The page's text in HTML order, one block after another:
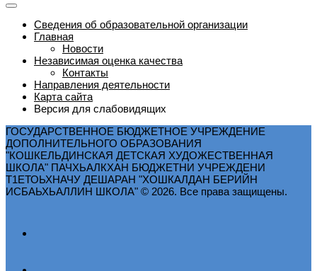
Сведения об образовательной организации
Главная
Новости
Независимая оценка качества
Контакты
Направления деятельности
Карта сайта
Версия для слабовидящих
ГОСУДАРСТВЕННОЕ БЮДЖЕТНОЕ УЧРЕЖДЕНИЕ
ДОПОЛНИТЕЛЬНОГО ОБРАЗОВАНИЯ
"КОШКЕЛЬДИНСКАЯ ДЕТСКАЯ ХУДОЖЕСТВЕННАЯ
ШКОЛА" ПАЧХЬАЛКХАН БЮДЖЕТНИ УЧРЕЖДЕНИ
Т1ЕТОЬХНАЧУ ДЕШАРАН "ХОШКАЛДАН БЕРИЙН
ИСБАЬХЬАЛЛИН ШКОЛА" © 2026. Все права защищены.